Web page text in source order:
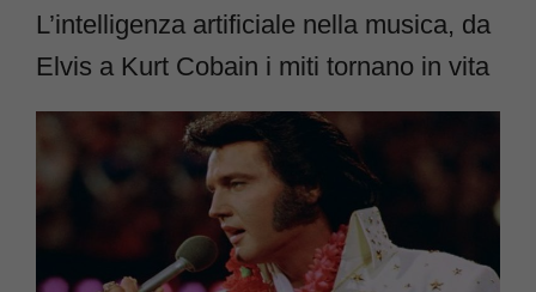
L’intelligenza artificiale nella musica, da
Elvis a Kurt Cobain i miti tornano in vita